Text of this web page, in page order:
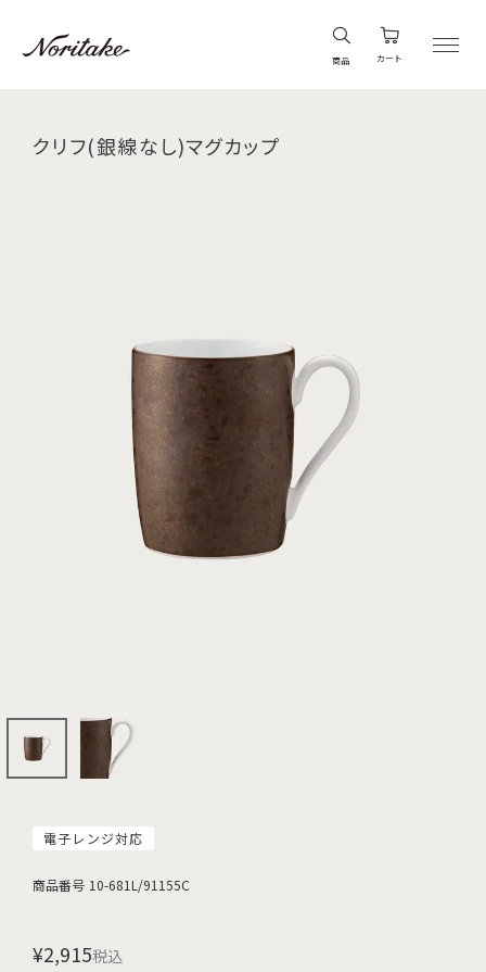
商品 カート
クリフ(銀線なし)マグカップ
電子レンジ対応
商品番号 10-681L/91155C
¥2,915税込